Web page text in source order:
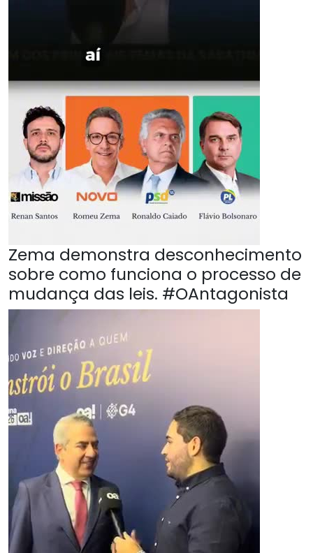
Zema demonstra desconhecimento
sobre como funciona o processo de
mudança das leis. #OAntagonista